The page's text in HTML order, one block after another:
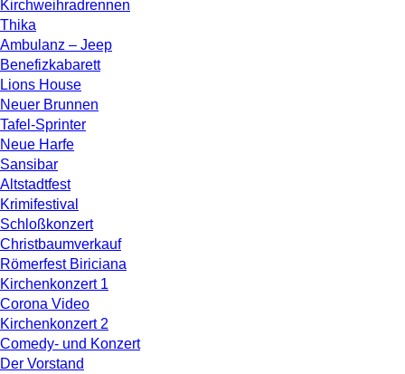
Kirchweihradrennen
Thika
Ambulanz – Jeep
Benefizkabarett
Lions House
Neuer Brunnen
Tafel-Sprinter
Neue Harfe
Sansibar
Altstadtfest
Krimifestival
Schloßkonzert
Christbaumverkauf
Römerfest Biriciana
Kirchenkonzert 1
Corona Video
Kirchenkonzert 2
Comedy- und Konzert
Der Vorstand